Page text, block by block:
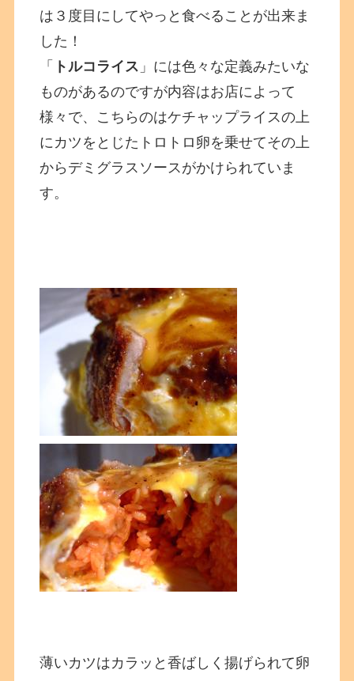
は３度目にしてやっと食べることが出来ま
した！
「
トルコライス 」には色々な定義みたいな
ものがあるのですが内容はお店によって
様々で、こちらのはケチャップライスの上
にカツをとじたトロトロ卵を乗せてその上
からデミグラスソースがかけられていま
す。
薄いカツはカラッと香ばしく揚げられて卵